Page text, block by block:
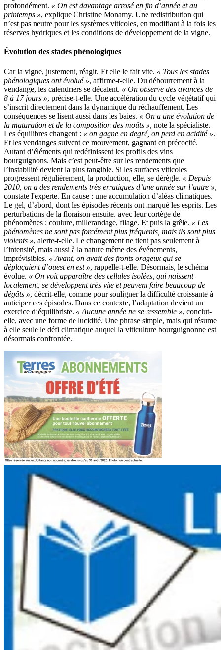
profondément. « On est davantage arrosé en fin d’année et au
printemps », explique Christine Monamy. Une redistribution qui
n’est pas neutre pour les systèmes viticoles, en modifiant à la fois les
réserves hydriques et les conditions de développement de la vigne.
Évolution des stades phénologiques
Car la vigne, justement, réagit. Et elle le fait vite. « Tous les stades
phénologiques ont évolué », affirme-t-elle. Du débourrement à la
vendange, les calendriers se décalent. « On observe des avances de
8 à 17 jours », précise-t-elle. Une accélération du cycle végétatif qui
s’inscrit directement dans la dynamique du réchauffement. Les
conséquences se lisent aussi dans les baies. « On a une évolution de
la maturation et de la composition des moûts », note la spécialiste.
Les équilibres changent : « on gagne en degré, on perd en acidité ».
Et les vendanges suivent ce mouvement, gagnant en précocité.
Autant d’éléments qui redéfinissent les profils des vins
bourguignons. Mais c’est peut-être sur les rendements que
l’instabilité devient la plus tangible. Si les surfaces viticoles
progressent régulièrement, la production, elle, se dérègle. « Depuis
2010, on a des rendements très erratiques d’une année sur l’autre »,
constate l'experte. En cause : une accumulation d’aléas climatiques.
Le gel, d’abord, dont les épisodes récents ont marqué les esprits. Les
perturbations de la floraison ensuite, avec leur cortège de
phénomènes : coulure, millerandage, filage. Et puis la grêle. « Les
phénomènes ne sont pas forcément plus fréquents, mais ils sont plus
violents », alerte-t-elle. Le changement ne tient pas seulement à
l’intensité, mais aussi à la nature même des événements,
imprévisibles. « Avant, on avait des fronts orageux qui se
déplaçaient d’ouest en est », rappelle-t-elle. Désormais, le schéma
évolue. « On voit apparaître des cellules isolées, qui naissent
localement, se développent très vite et peuvent faire beaucoup de
dégâts », décrit-elle, comme pour souligner la difficulté croissante à
anticiper ces épisodes. Dans ce contexte, l’adaptation devient un
exercice d’équilibriste. « Aucune année ne se ressemble », conclut-
elle, avec une forme de lucidité. Une phrase simple, mais qui résume
à elle seule le défi climatique auquel la viticulture bourguignonne est
désormais confrontée.